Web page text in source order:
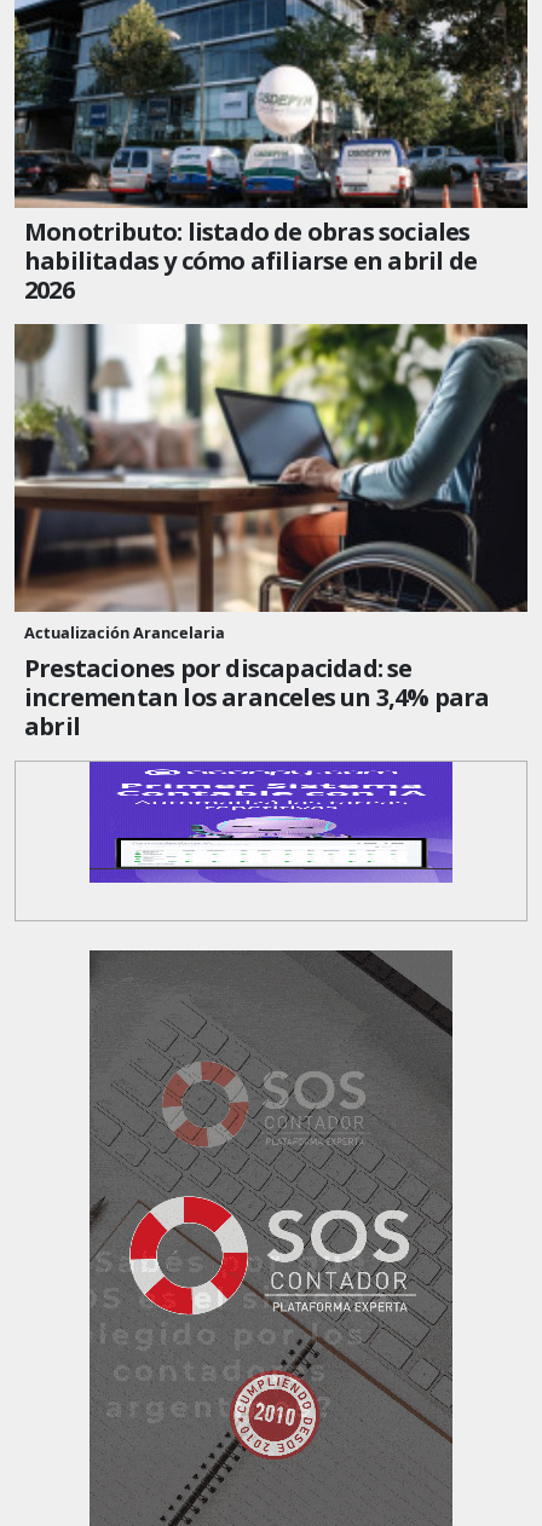
Monotributo: listado de obras sociales
habilitadas y cómo afiliarse en abril de
2026
Actualización Arancelaria
Prestaciones por discapacidad: se
incrementan los aranceles un 3,4% para
abril